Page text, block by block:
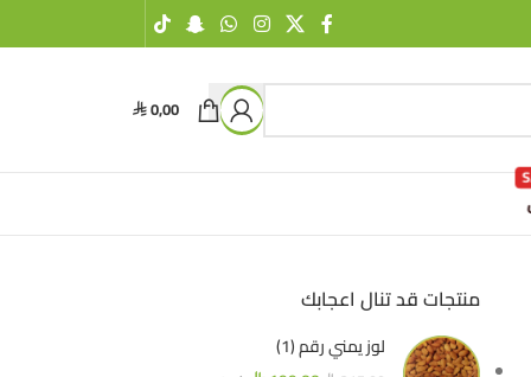
⃁ 0,00
منتجات قد تنال اعجابك
لوز يمني رقم (1)